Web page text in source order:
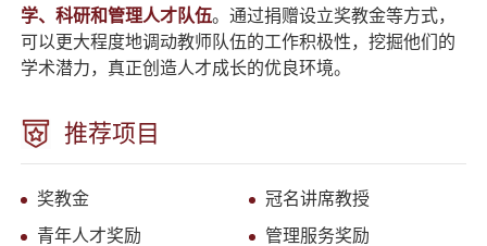
学、科研和管理人才队伍。通过捐赠设立奖教金等方式，
可以更大程度地调动教师队伍的工作积极性，挖掘他们的
学术潜力，真正创造人才成长的优良环境。
推荐项目
奖教金
冠名讲席教授
青年人才奖励
管理服务奖励